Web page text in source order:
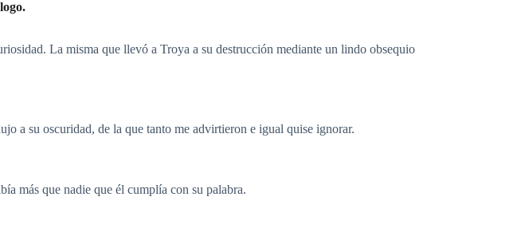
La misma que llevó a Troya a su destrucción mediante un lindo obsequio
a su oscuridad, de la que tanto me advirtieron e igual quise ignorar.
más que nadie que él cumplía con su palabra.